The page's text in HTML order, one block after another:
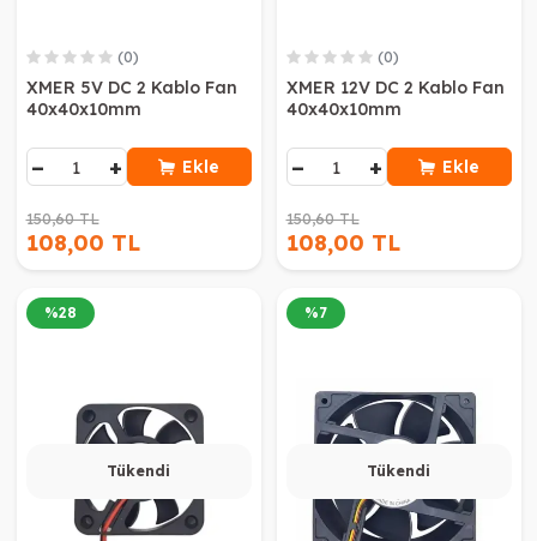
(0)
XMER 5V DC 2 Kablo Fan
40x40x10mm
− + Ekle
150,60 TL
108,00 TL
(0)
XMER 12V DC 2 Kablo Fan
40x40x10mm
− + Ekle
150,60 TL
108,00 TL
Tükendi
%28
Tükendi
%7